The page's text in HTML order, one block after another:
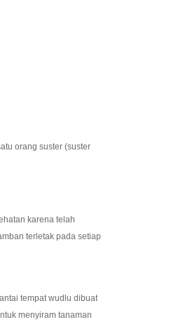
orang suster (suster
karena telah
terletak pada setiap
tempat wudlu dibuat
menyiram tanaman